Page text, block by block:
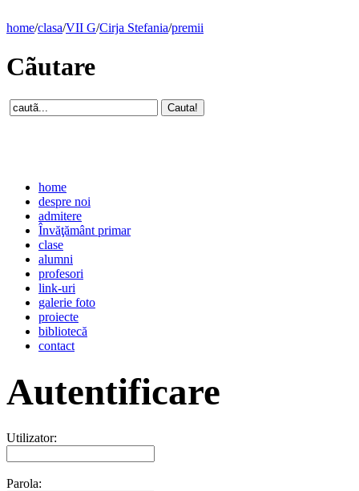
home/clasa/VII G/Cirja Stefania/premii
Cãutare
home
despre noi
admitere
Învăţământ primar
clase
alumni
profesori
link-uri
galerie foto
proiecte
bibliotecă
contact
Autentificare
Utilizator:
Parola: